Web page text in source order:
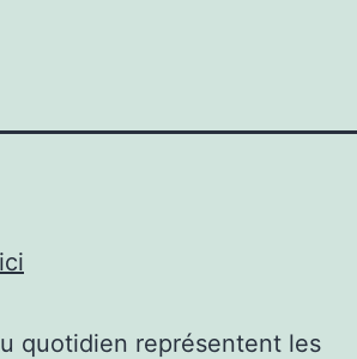
quotidien représentent les